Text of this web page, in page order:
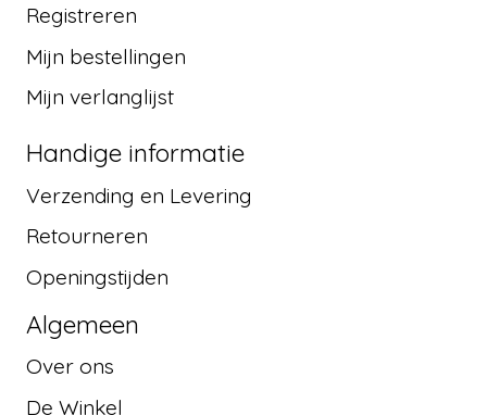
Registreren
Mijn bestellingen
Mijn verlanglijst
Handige informatie
Verzending en Levering
Retourneren
Openingstijden
Algemeen
Over ons
De Winkel